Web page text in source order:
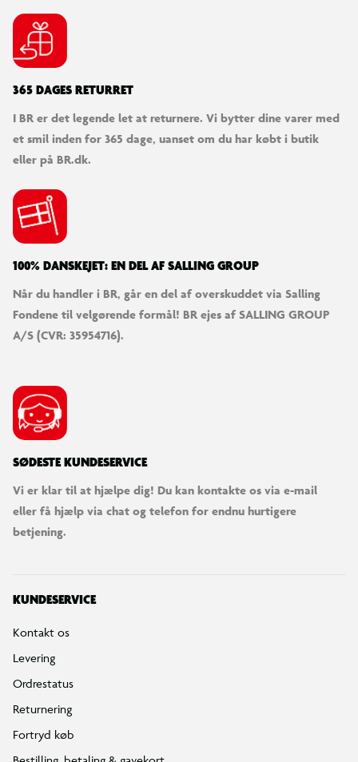
Indvendig nøgleholder
skoletaske praktiske funktioner med masser af personlighed
og fart over feltet. Et sikkert hit for børn med hang til store
hjul og eventyr!
365 DAGES RETURRET
I BR er det legende let at returnere. Vi bytter dine varer med
et smil inden for 365 dage, uanset om du har købt i butik
eller på BR.dk.
100% DANSKEJET: EN DEL AF SALLING GROUP
Når du handler i BR, går en del af overskuddet via Salling
Fondene til velgørende formål! BR ejes af SALLING GROUP
A/S (CVR: 35954716).
SØDESTE KUNDESERVICE
Vi er klar til at hjælpe dig! Du kan kontakte os via e-mail
eller få hjælp via chat og telefon for endnu hurtigere
betjening.
KUNDESERVICE
Kontakt os
Levering
Ordrestatus
Returnering
Fortryd køb